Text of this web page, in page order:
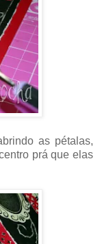
as pétalas,
prá que elas